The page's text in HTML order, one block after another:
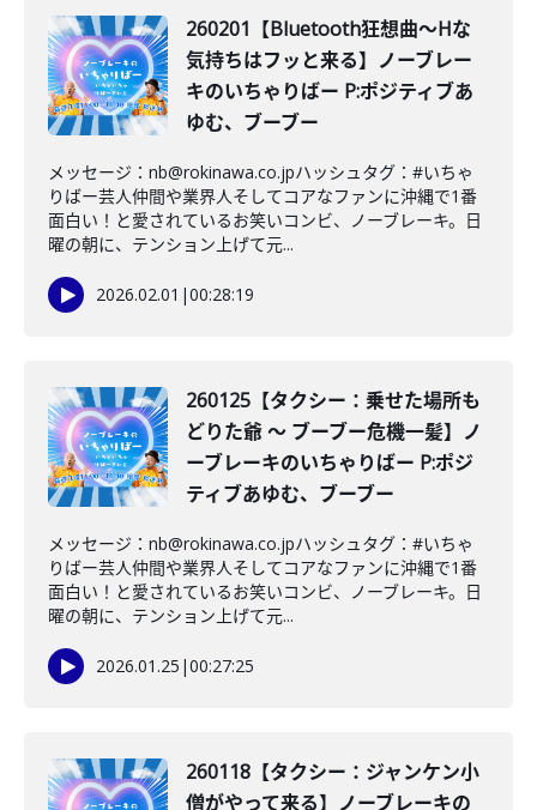
260201【Bluetooth狂想曲〜Hな
気持ちはフッと来る】ノーブレー
キのいちゃりばー P:ポジティブあ
ゆむ、ブーブー
メッセージ：nb@rokinawa.co.jpハッシュタグ：#いちゃ
りばー芸人仲間や業界人そしてコアなファンに沖縄で1番
面白い！と愛されているお笑いコンビ、ノーブレーキ。日
曜の朝に、テンション上げて元...
2026.02.01 |00:28:19
260125【タクシー：乗せた場所も
どりた爺 〜 ブーブー危機一髪】ノ
ーブレーキのいちゃりばー P:ポジ
ティブあゆむ、ブーブー
メッセージ：nb@rokinawa.co.jpハッシュタグ：#いちゃ
りばー芸人仲間や業界人そしてコアなファンに沖縄で1番
面白い！と愛されているお笑いコンビ、ノーブレーキ。日
曜の朝に、テンション上げて元...
2026.01.25 |00:27:25
260118【タクシー：ジャンケン小
僧がやって来る】ノーブレーキの